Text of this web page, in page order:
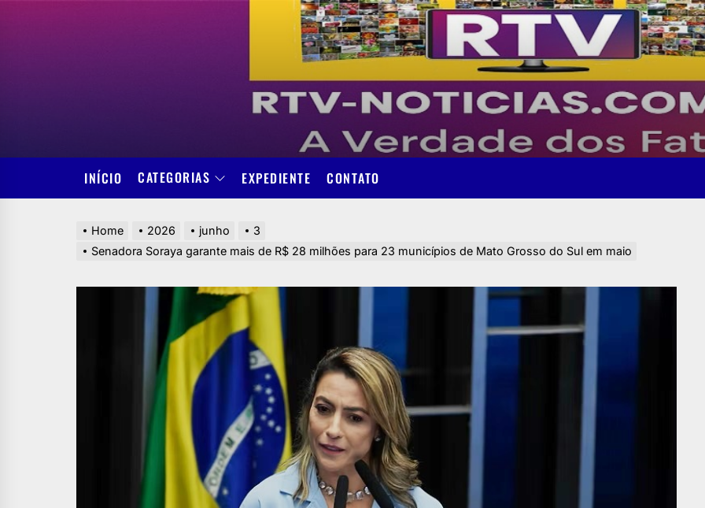
INÍCIO CATEGORIAS EXPEDIENTE CONTATO
Home 2026 junho
3
Senadora Soraya garante mais de R$ 28 milhões para 23 municípios de Mato Grosso do Sul em maio